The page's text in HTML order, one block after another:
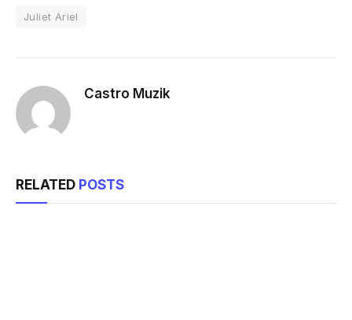
Juliet Ariel
Castro Muzik
RELATED POSTS